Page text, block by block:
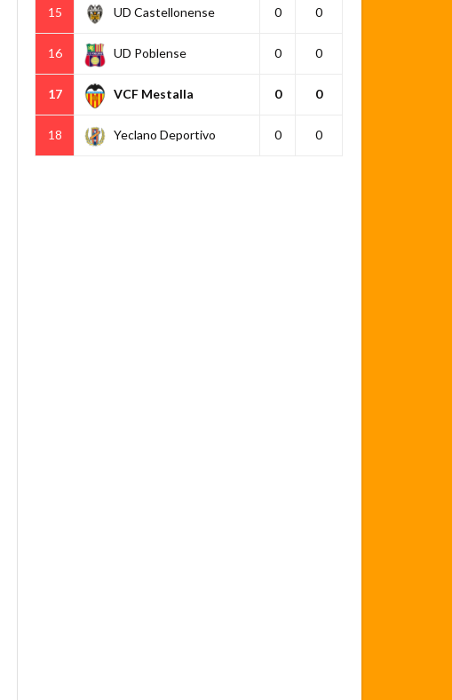
15 UD Castellonense 0 0
16 UD Poblense 0 0
17 VCF Mestalla 0 0
18 Yeclano Deportivo 0 0